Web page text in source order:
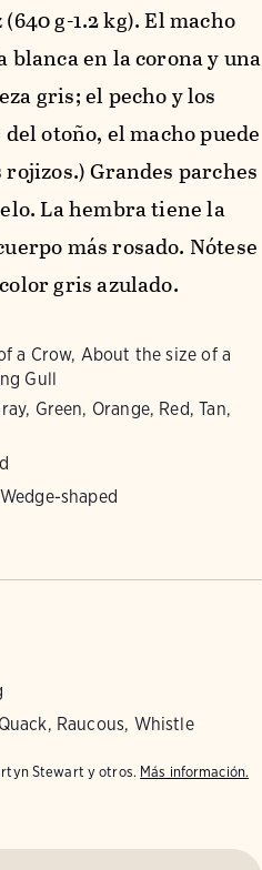
(640 g-1.2 kg). El macho
en la corona y una
gris; el pecho y los
otoño, el macho puede
Grandes parches
La hembra tiene la
más rosado. Nótese
gris azulado.
a Crow, About the size of a
Gull
Green, Orange, Red, Tan,
shaped
Raucous, Whistle
Stewart y otros. Más información.